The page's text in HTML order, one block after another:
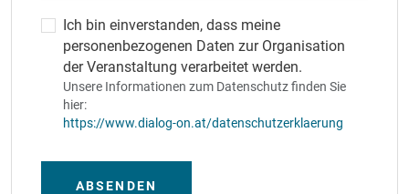
Ich bin einverstanden, dass meine
personenbezogenen Daten zur Organisation
der Veranstaltung verarbeitet werden.
Unsere Informationen zum Datenschutz finden Sie
hier:
https://www.dialog-on.at/datenschutzerklaerung
ABSENDEN